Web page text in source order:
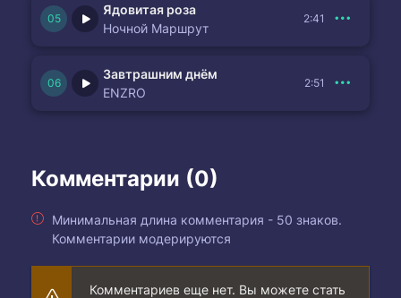
Ядовитая роза
Ночной Маршрут
2:41
Завтрашним днём
ENZRO
2:51
Комментарии (0)
Минимальная длина комментария - 50 знаков.
Комментарии модерируются
Комментариев еще нет. Вы можете стать